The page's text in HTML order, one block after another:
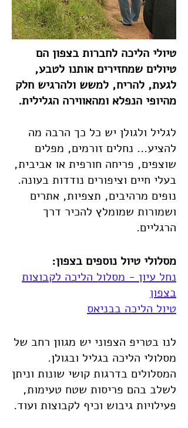
טיולי הליכה לחברות בצפון הם
טיולים שמחזירים אותנו לטבע,
לגעת, להריח, למשש ולהרגיש חלק
מהיופי הנפלא ומהאווירה הגלילית.
לגליל ולגולן יש כל כך הרבה מה
להציע... נחלים זורמים, מפלים
שוצפים, פריחה חורפית או אביבית,
בעלי חיים וציפורים נודדות בעונה.
נופים מרהיבים, תצפיות, אתרים
ושמורות שמומלץ להכיר דרך
הרגליים.
מסלולי טיול נוספים בצפון:
נחל עיון - מסלול הליכה לקבוצות
בצפון
טיול הליכה בבניאס
לנו בטריפ הצפוני יש מגוון רחב של
מסלולי הליכה בגליל ובגולן.
המסלולים בדרגות קושי שונות וניתן
לשלב בהם פריסות שטח טעימות,
פעילויות גיבוש וכיף לקבוצות ועוד.